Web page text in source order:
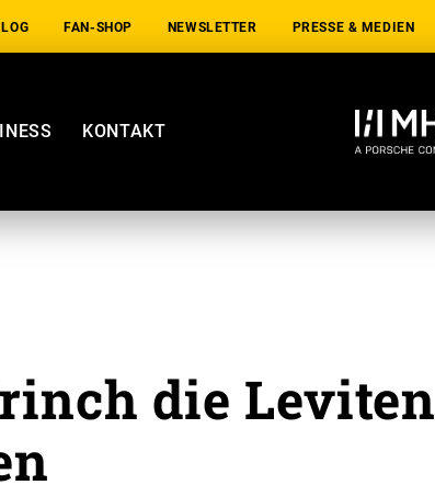
FAN-SHOP NEWSLETTER PRESSE & MEDIEN
KONTAKT
die Leviten